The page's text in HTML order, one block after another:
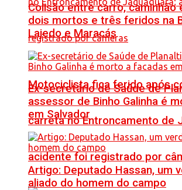
Motociclista fica ferido após
carreta no Entroncamento de
acidente foi registrado por
Colisão entre carro, caminhão
dois mortos e três feridos na
Lajedo e Maracás
Ex-secretário de Saúde de
assessor de Binho Galinha é
em Salvador
Artigo: Deputado Hassan, um
aliado do homem do campo